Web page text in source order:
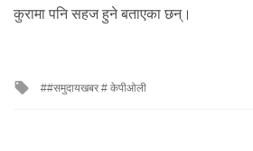
कुरामा पनि सहज हुने बताएका छन्।
Tagged
#समुदायखबर # केपीओली